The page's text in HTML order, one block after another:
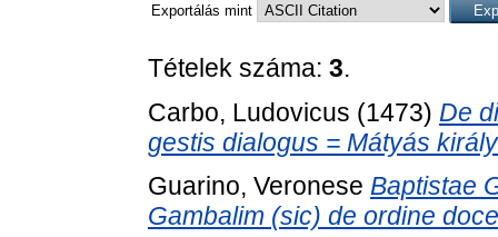
Exportálás mint
Tételek száma: 3.
Carbo, Ludovicus (1473) De
gestis dialogus = Mátyás
Guarino, Veronese Baptistae
Gambalim (sic) de ordine